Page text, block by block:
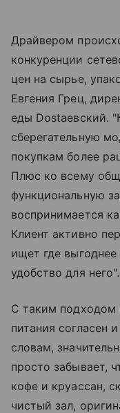
Драйвером
конкуренции
цен на сырье,
Евгения Грец,
еды Dostaевский.
сберегательную
покупкам более
Плюс ко всему
функциональную
воспринимается
Клиент активно
ищет где
удобство для него".
С таким подходом
питания согласен
словам,
просто забывает,
кофе и круассан,
чистый зал,